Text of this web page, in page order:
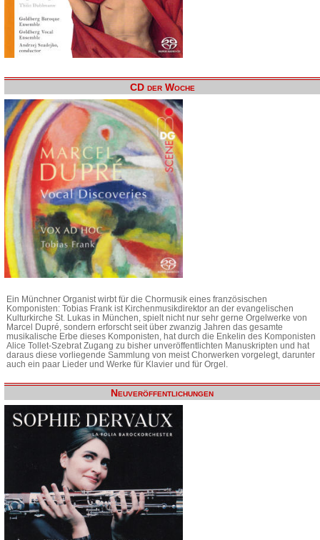
CD der Woche
Ein Münchner Organist wirbt für die Chormusik eines französischen
Komponisten: Tobias Frank ist Kirchenmusikdirektor an der evangelischen
Kulturkirche St. Lukas in München, spielt nicht nur sehr gerne Orgelwerke von
Marcel Dupré, sondern erforscht seit über zwanzig Jahren das gesamte
musikalische Erbe dieses Komponisten, hat durch die Enkelin des Komponisten
Alice Tollet-Szebrat Zugang zu bisher unveröffentlichten Manuskripten und hat
daraus diese vorliegende Sammlung von meist Chorwerken vorgelegt, darunter
auch ein paar Lieder und Werke für Klavier und für Orgel.
Neuveröffentlichungen